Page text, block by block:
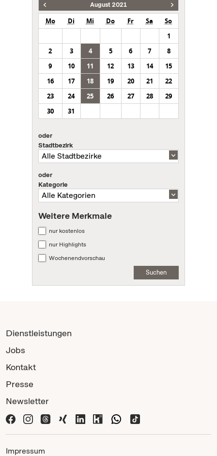
August 2021
Mo Di Mi Do Fr Sa
So
1
2
3 4 5 6 7
8
9
10 11 12 13 14
15
16
17 18 19 20 21
22
23
24 25 26 27 28
29
30
31
oder
Stadtbezirk
oder
Kategorie
Weitere Merkmale
nur kostenlos
nur Highlights
Wochenendvorschau
Suchen
Dienstleistungen
Jobs
Kontakt
Presse
Newsletter
Impressum